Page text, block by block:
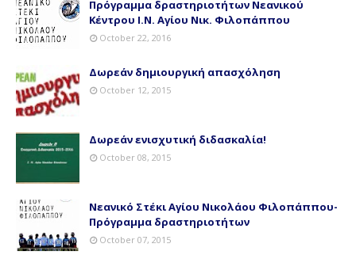
Πρόγραμμα δραστηριοτήτων Νεανικού
Κέντρου Ι.Ν. Αγίου Νικ. Φιλοπάππου
October 22, 2016
Δωρεάν δημιουργική απασχόληση
October 12, 2015
Δωρεάν ενισχυτική διδασκαλία!
October 08, 2015
Νεανικό Στέκι Αγίου Νικολάου Φιλοπάππου-
Πρόγραμμα δραστηριοτήτων
October 07, 2015